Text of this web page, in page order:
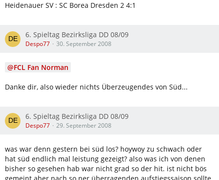
Heidenauer SV : SC Borea Dresden 2 4:1
6. Spieltag Bezirksliga DD 08/09
Despo77 30. September 2008
FCL Fan Norman
Danke dir, also wieder nichts Überzeugendes von Süd...
6. Spieltag Bezirksliga DD 08/09
Despo77 29. September 2008
was war denn gestern bei süd los? hoywoy zu schwach oder
hat süd endlich mal leistung gezeigt? also was ich von denen
bisher so gesehen hab war nicht grad so der hit. ist nicht bös